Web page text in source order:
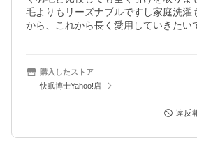
毛よりもリーズナブルですし家庭洗濯
から、これから長く愛用していきたい
購入したストア
快眠博士Yahoo!店
違反